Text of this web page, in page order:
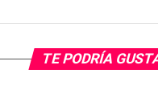
TE PODRÍA